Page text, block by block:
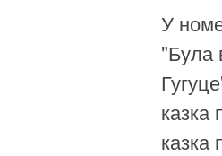
У
"Була
казка
казка